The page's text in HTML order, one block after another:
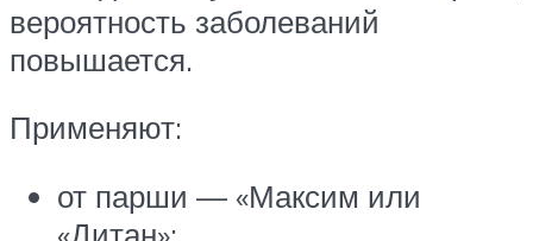
вероятность заболеваний
повышается.
Применяют:
от парши — «Максим или